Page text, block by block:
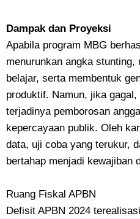
Dampak dan Proyeksi
Apabila program MBG
menurunkan angka stunting,
belajar, serta membentuk
produktif. Namun, jika
terjadinya pemborosan
kepercayaan publik. Oleh
data, uji coba yang terukur,
bertahap menjadi kewajiban
Ruang Fiskal APBN
Defisit APBN 2024